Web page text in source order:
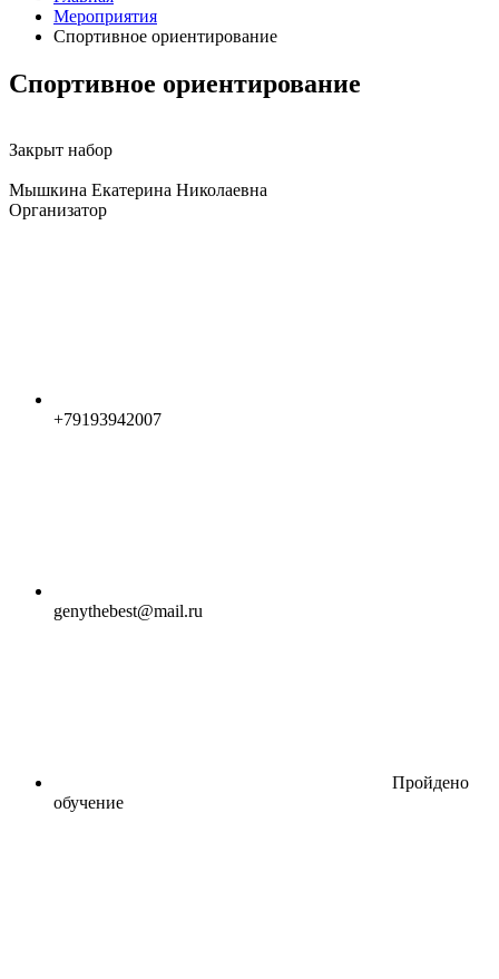
Мероприятия
Спортивное ориентирование
Спортивное ориентирование
Закрыт набор
Мышкина Екатерина Николаевна
Организатор
+79193942007
genythebest@mail.ru
Пройдено
обучение